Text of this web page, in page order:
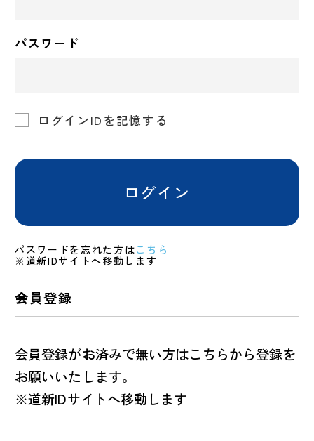
パスワード
ログインIDを記憶する
ログイン
パスワードを忘れた方はこちら
※道新IDサイトへ移動します
会員登録
会員登録がお済みで無い方はこちらから登録を
お願いいたします。
※道新IDサイトへ移動します